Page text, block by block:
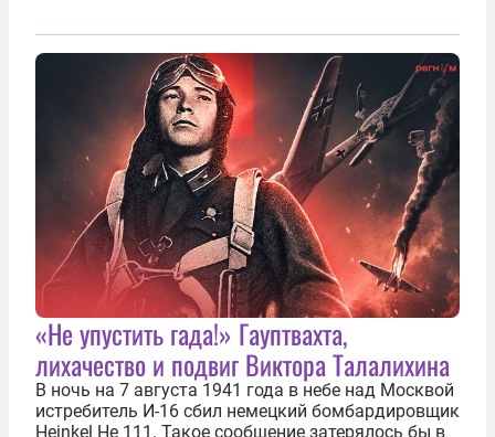
«Не упустить гада!» Гауптвахта,
лихачество и подвиг Виктора Талалихина
В ночь на 7 августа 1941 года в небе над Москвой
истребитель И-16 сбил немецкий бомбардировщик
Heinkel He 111. Такое сообщение затерялось бы в